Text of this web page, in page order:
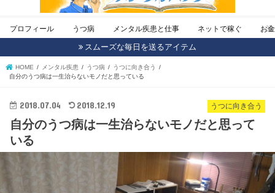
プロフィール うつ病 メンタル疾患と仕事 ネットで稼ぐ お
スムーズな毎日を送るアイテム
HOME メンタル疾患 うつ病
うつに向き合う
自分のうつ病は一生治らないモノだと思っている
うつに向き合う
2018.07.04 2018.12.19
自分のうつ病は一生治らないモノだと思って
いる